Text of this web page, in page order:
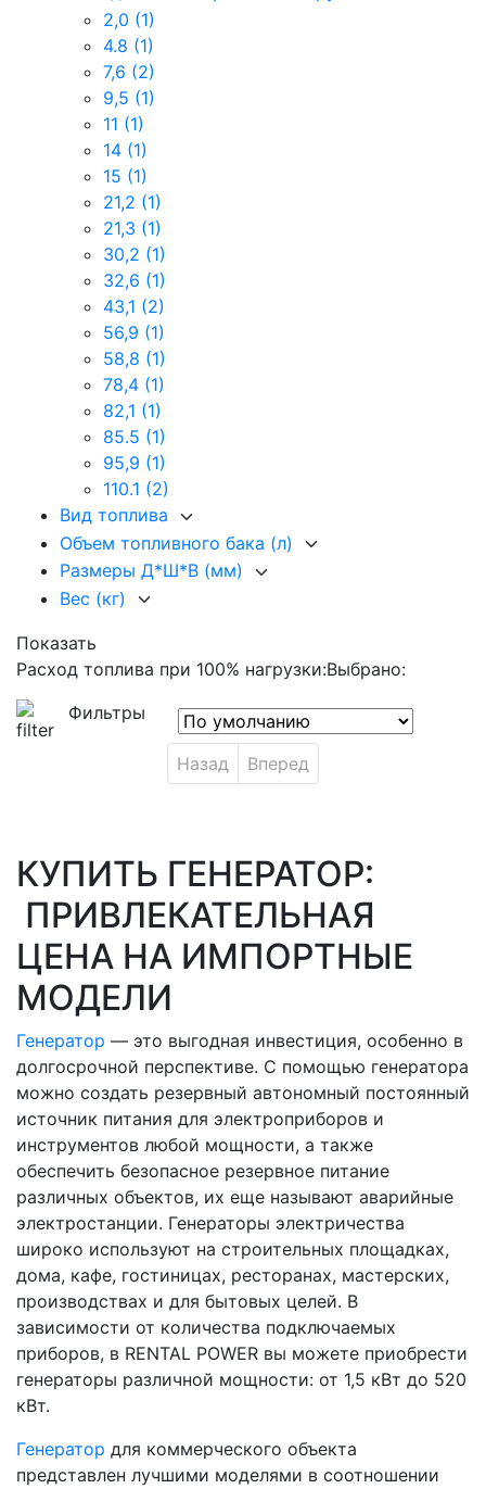
2,0 (1)
4.8 (1)
7,6 (2)
9,5 (1)
11 (1)
14 (1)
15 (1)
21,2 (1)
21,3 (1)
30,2 (1)
32,6 (1)
43,1 (2)
56,9 (1)
58,8 (1)
78,4 (1)
82,1 (1)
85.5 (1)
95,9 (1)
110.1 (2)
Вид топлива
Объем топливного бака (л)
Размеры Д*Ш*В (мм)
Вес (кг)
Показать
Расход топлива при 100% нагрузки:Выбрано:
Фильтры
Назад Вперед
КУПИТЬ ГЕНЕРАТОР:
ПРИВЛЕКАТЕЛЬНАЯ
ЦЕНА НА ИМПОРТНЫЕ
МОДЕЛИ
Генератор — это выгодная инвестиция, особенно в
долгосрочной перспективе. С помощью генератора
можно создать резервный автономный постоянный
источник питания для электроприборов и
инструментов любой мощности, а также
обеспечить безопасное резервное питание
различных объектов, их еще называют аварийные
электростанции. Генераторы электричества
широко используют на строительных площадках,
дома, кафе, гостиницах, ресторанах, мастерских,
производствах и для бытовых целей. В
зависимости от количества подключаемых
приборов, в RENTAL POWER вы можете приобрести
генераторы различной мощности: от 1,5 кВт до 520
кВт.
Генератор для коммерческого объекта
представлен лучшими моделями в соотношении